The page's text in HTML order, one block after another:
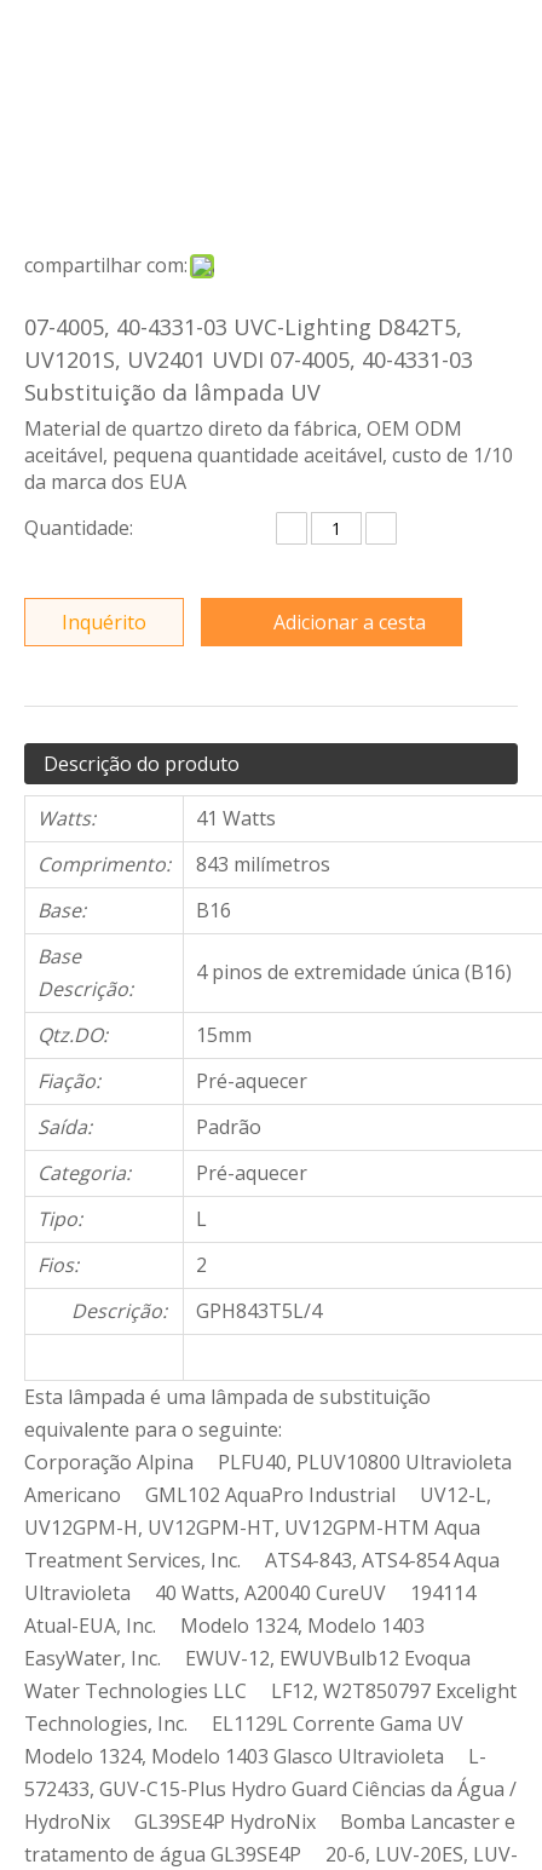
compartilhar com:
07-4005, 40-4331-03 UVC-Lighting D842T5,
UV1201S, UV2401 UVDI 07-4005, 40-4331-03
Substituição da lâmpada UV
Material de quartzo direto da fábrica, OEM ODM
aceitável, pequena quantidade aceitável, custo de 1/10
da marca dos EUA
Quantidade:
Inquérito Adicionar a cesta
Descrição do produto
Watts:
41 Watts
Comprimento:
843 milímetros
Base:
B16
Base
Descrição:
4 pinos de extremidade única (B16)
Qtz.DO:
15mm
Fiação:
Pré-aquecer
Saída:
Padrão
Categoria:
Pré-aquecer
Tipo:
L
Fios:
2
Descrição:
GPH843T5L/4
Esta lâmpada é uma lâmpada de substituição
equivalente para o seguinte:
Corporação Alpina PLFU40, PLUV10800 Ultravioleta
Americano GML102 AquaPro Industrial UV12-L,
UV12GPM-H, UV12GPM-HT, UV12GPM-HTM Aqua
Treatment Services, Inc. ATS4-843, ATS4-854 Aqua
Ultravioleta 40 Watts, A20040 CureUV 194114
Atual-EUA, Inc. Modelo 1324, Modelo 1403
EasyWater, Inc. EWUV-12, EWUVBulb12 Evoqua
Water Technologies LLC LF12, W2T850797 Excelight
Technologies, Inc. EL1129L Corrente Gama UV
Modelo 1324, Modelo 1403 Glasco Ultravioleta L-
572433, GUV-C15-Plus Hydro Guard Ciências da Água /
HydroNix GL39SE4P HydroNix Bomba Lancaster e
tratamento de água GL39SE4P 20-6, LUV-20ES, LUV-